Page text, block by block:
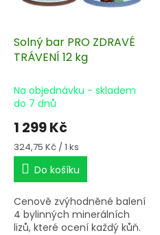
Solný bar PRO ZDRAVÉ
TRÁVENÍ 12 kg
Na objednávku - skladem
do 7 dnů
1 299 Kč
Měrná
cena:
324,75 Kč / 1 ks
Do košíku
Cenově zvýhodněné balení
4 bylinných minerálních
lizů, které ocení každý kůň.